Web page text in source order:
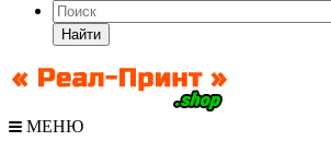
Найти
МЕНЮ